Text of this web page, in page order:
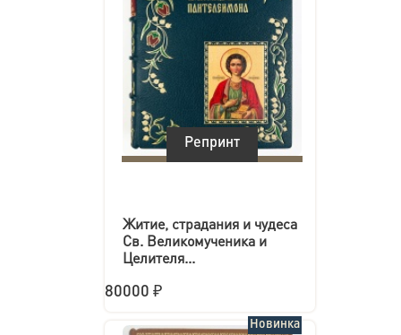
Репринт
Житие, страдания и чудеса
Св. Великомученика и
Целителя...
80000 ₽